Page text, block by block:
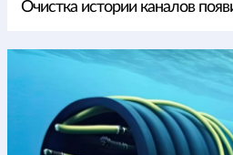
Очистка истории каналов